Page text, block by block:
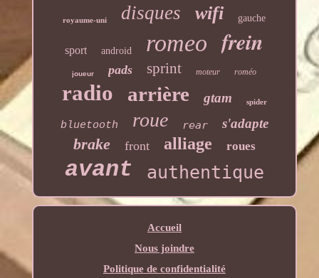
royaume-uni disques wifi gauche
sport android romeo frein
joueur pads sprint moteur roméo
radio arrière gtam spider
bluetooth roue rear s'adapte
brake front alliage roues
avant authentique
Accueil
Nous joindre
Politique de confidentialité